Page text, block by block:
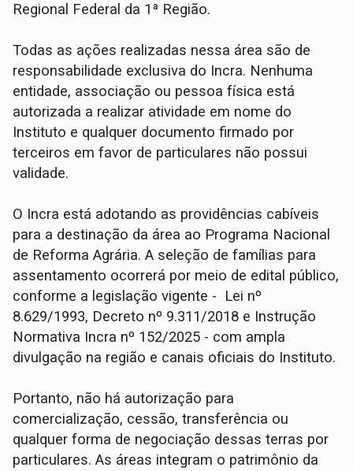
Regional Federal da 1ª Região.
Todas as ações realizadas nessa área são de
responsabilidade exclusiva do Incra. Nenhuma
entidade, associação ou pessoa física está
autorizada a realizar atividade em nome do
Instituto e qualquer documento firmado por
terceiros em favor de particulares não possui
validade.
O Incra está adotando as providências cabíveis
para a destinação da área ao Programa Nacional
de Reforma Agrária. A seleção de famílias para
assentamento ocorrerá por meio de edital público,
conforme a legislação vigente - Lei nº
8.629/1993, Decreto nº 9.311/2018 e Instrução
Normativa Incra nº 152/2025 - com ampla
divulgação na região e canais oficiais do Instituto.
Portanto, não há autorização para
comercialização, cessão, transferência ou
qualquer forma de negociação dessas terras por
particulares. As áreas integram o patrimônio da